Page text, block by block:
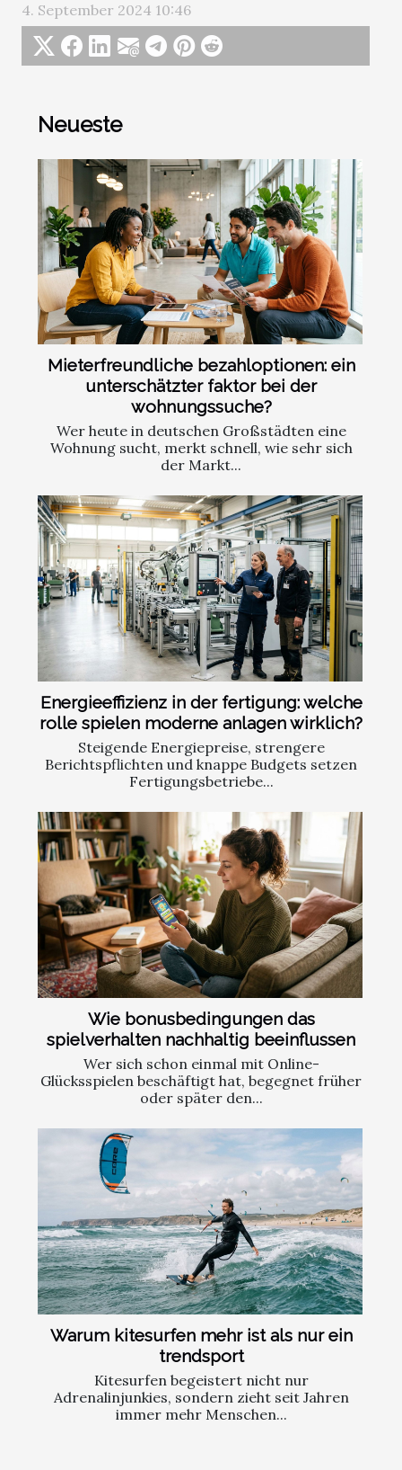
4. September 2024 10:46
Neueste
Mieterfreundliche bezahloptionen: ein
unterschätzter faktor bei der
wohnungssuche?
Wer heute in deutschen Großstädten eine
Wohnung sucht, merkt schnell, wie sehr sich
der Markt...
Energieeffizienz in der fertigung: welche
rolle spielen moderne anlagen wirklich?
Steigende Energiepreise, strengere
Berichtspflichten und knappe Budgets setzen
Fertigungsbetriebe...
Wie bonusbedingungen das
spielverhalten nachhaltig beeinflussen
Wer sich schon einmal mit Online-
Glücksspielen beschäftigt hat, begegnet früher
oder später den...
Warum kitesurfen mehr ist als nur ein
trendsport
Kitesurfen begeistert nicht nur
Adrenalinjunkies, sondern zieht seit Jahren
immer mehr Menschen...